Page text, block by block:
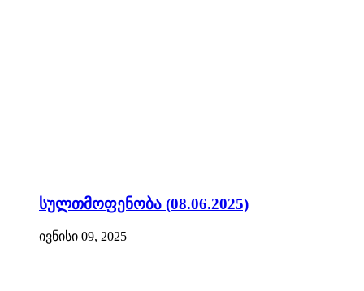
სულთმოფენობა (08.06.2025)
ივნისი 09, 2025